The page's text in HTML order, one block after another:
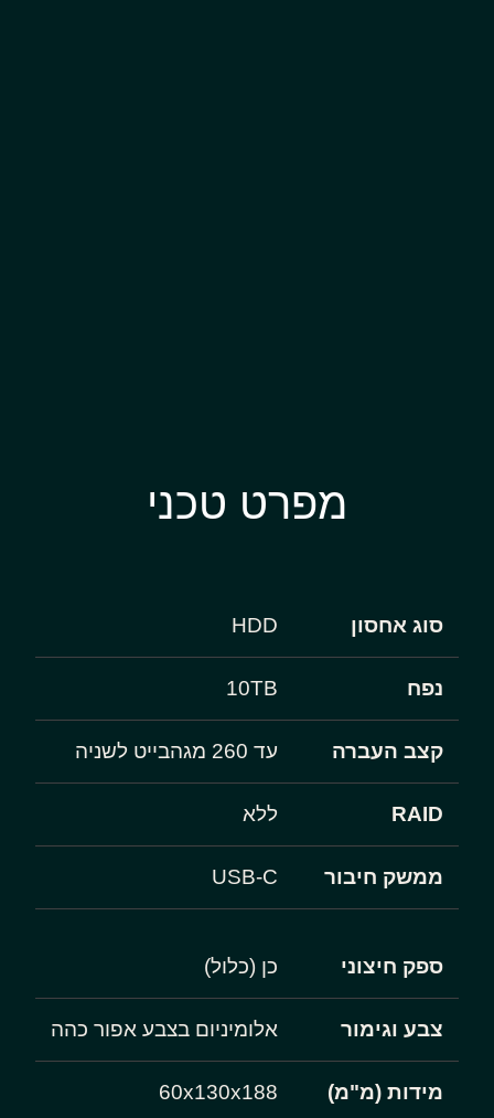
מפרט טכני
סוג אחסון HDD
נפח 10TB
קצב העברה עד 260 מגהבייט לשניה
RAID ללא
ממשק חיבור USB-C
ספק חיצוני כן (כלול)
צבע וגימור אלומיניום בצבע אפור כהה
מידות (מ"מ) 60x130x188